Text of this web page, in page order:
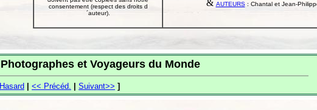
consentement (respect des droits d
´auteur).
& AUTEURS: Chantal et Jean-
Photographes et Voyageurs du Monde
Hasard << Précéd. Suivant>> ]